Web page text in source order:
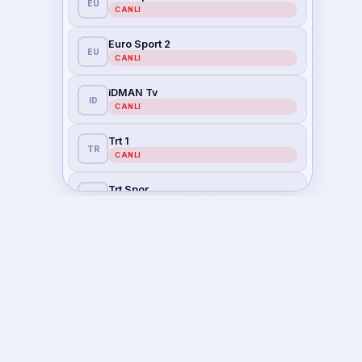
EU
CANLI
EU
Euro Sport 2
CANLI
ID
iDMAN Tv
CANLI
TR
Trt 1
CANLI
Trt Spor